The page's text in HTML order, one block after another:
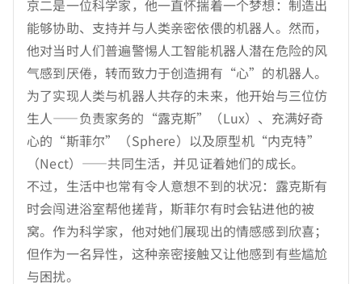
京二是一位科学家，他一直怀揣着一个梦想：制造出
能够协助、支持并与人类亲密依偎的机器人。然而，
他对当时人们普遍警惕人工智能机器人潜在危险的风
气感到厌倦，转而致力于创造拥有“心”的机器人。
为了实现人类与机器人共存的未来，他开始与三位仿
生人——负责家务的“露克斯”（Lux）、充满好奇
心的“斯菲尔”（Sphere）以及原型机“内克特”
（Nect）——共同生活，并见证着她们的成长。
不过，生活中也常有令人意想不到的状况：露克斯有
时会闯进浴室帮他搓背，斯菲尔有时会钻进他的被
窝。作为科学家，他对她们展现出的情感感到欣喜；
但作为一名异性，这种亲密接触又让他感到有些尴尬
与困扰。